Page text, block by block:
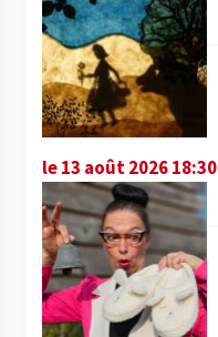
le 13 août 2026 18:30